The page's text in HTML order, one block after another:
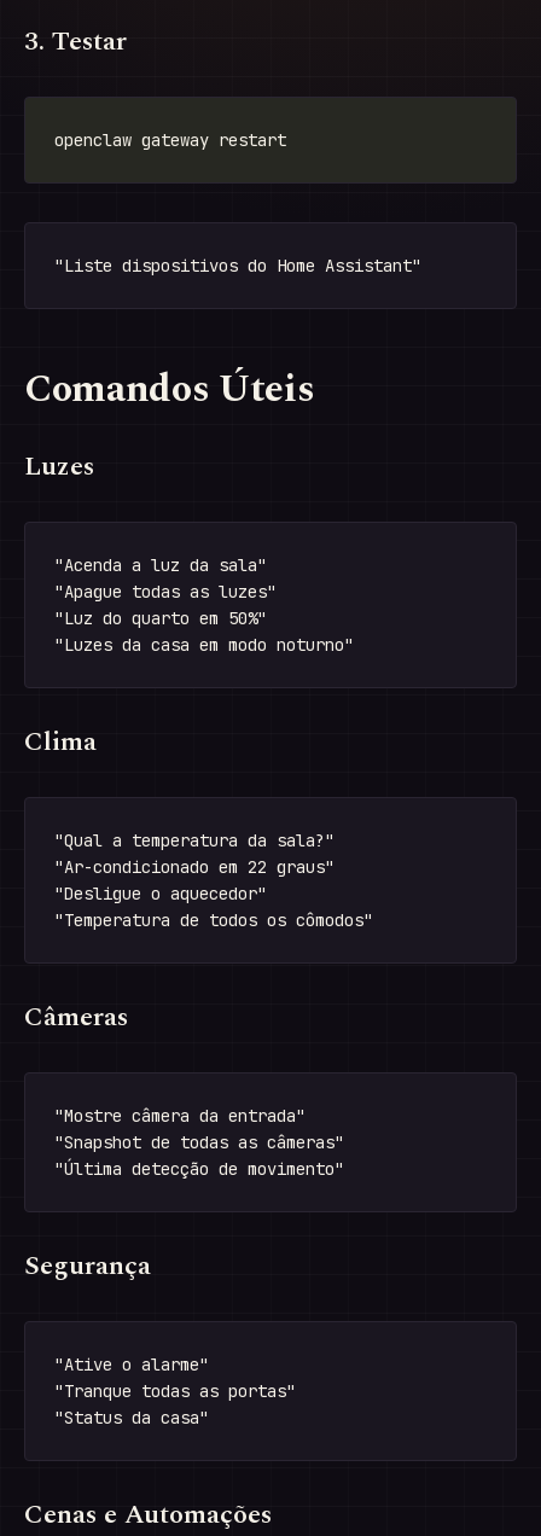
3. Testar
Comandos Úteis
Luzes
"Acenda a luz da sala"
"Apague todas as luzes"
"Luz do quarto em 50%"
Clima
"Qual a temperatura da sala?"
"Ar-condicionado em 22 graus"
"Desligue o aquecedor"
Câmeras
"Mostre câmera da entrada"
"Snapshot de todas as câmeras"
Segurança
"Ative o alarme"
"Tranque todas as portas"
Cenas e Automações